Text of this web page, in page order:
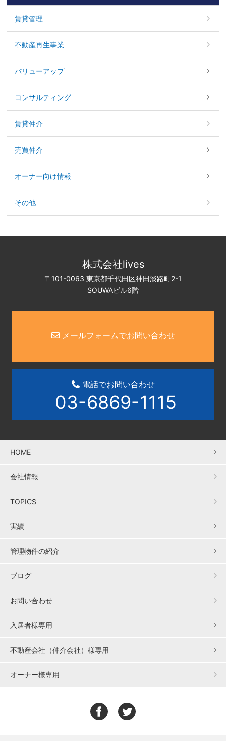
賃貸管理
不動産再生事業
バリューアップ
コンサルティング
賃貸仲介
売買仲介
オーナー向け情報
その他
株式会社lives
〒101-0063 東京都千代田区神田淡路町2-1
SOUWAビル6階
メールフォームでお問い合わせ
電話でお問い合わせ
03-6869-1115
HOME
会社情報
TOPICS
実績
管理物件の紹介
ブログ
お問い合わせ
入居者様専用
不動産会社（仲介会社）様専用
オーナー様専用